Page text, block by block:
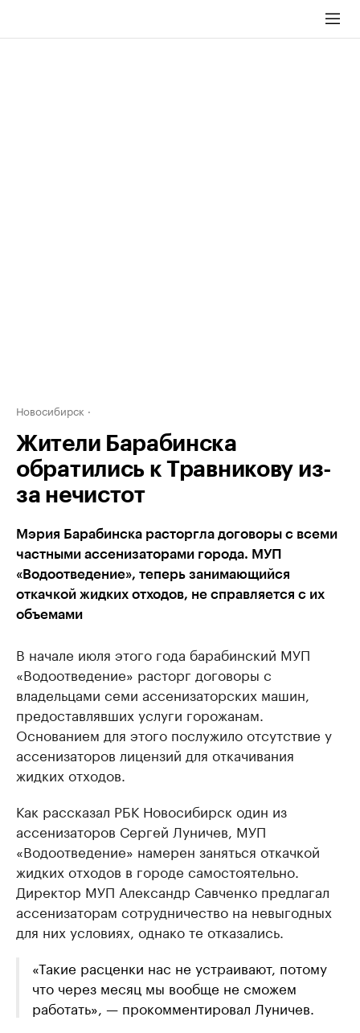
Новосибирск
Жители Барабинска
обратились к Травникову из-
за нечистот
Мэрия Барабинска расторгла договоры с всеми
частными ассенизаторами города. МУП
«Водоотведение», теперь занимающийся
откачкой жидких отходов, не справляется с их
объемами
В начале июля этого года барабинский МУП
«Водоотведение» расторг договоры с
владельцами семи ассенизаторских машин,
предоставлявших услуги горожанам.
Основанием для этого послужило отсутствие у
ассенизаторов лицензий для откачивания
жидких отходов.
Как рассказал РБК Новосибирск один из
ассенизаторов Сергей Луничев, МУП
«Водоотведение» намерен заняться откачкой
жидких отходов в городе самостоятельно.
Директор МУП Александр Савченко предлагал
ассенизаторам сотрудничество на невыгодных
для них условиях, однако те отказались.
«Такие расценки нас не устраивают, потому
что через месяц мы вообще не сможем
работать», — прокомментировал Луничев.